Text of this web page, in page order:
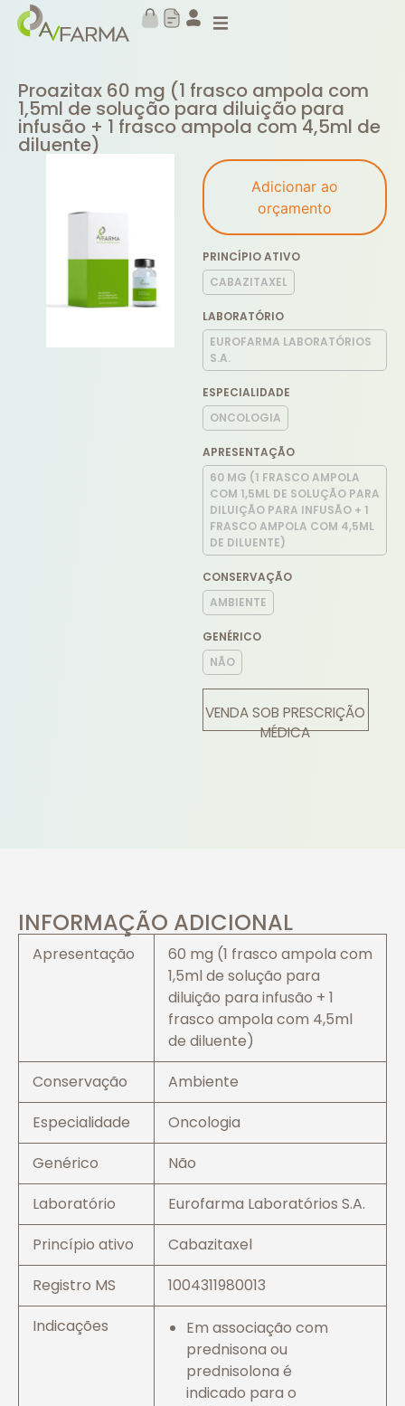
Proazitax 60 mg (1 frasco ampola com
1,5ml de solução para diluição para
infusão + 1 frasco ampola com 4,5ml de
diluente)
Adicionar ao
orçamento
PRINCÍPIO ATIVO
CABAZITAXEL
LABORATÓRIO
EUROFARMA LABORATÓRIOS
S.A.
ESPECIALIDADE
ONCOLOGIA
APRESENTAÇÃO
60 MG (1 FRASCO AMPOLA
COM 1,5ML DE SOLUÇÃO PARA
DILUIÇÃO PARA INFUSÃO + 1
FRASCO AMPOLA COM 4,5ML
DE DILUENTE)
CONSERVAÇÃO
AMBIENTE
GENÉRICO
NÃO
VENDA SOB PRESCRIÇÃO
MÉDICA
INFORMAÇÃO ADICIONAL
Apresentação
60 mg (1 frasco ampola com
1,5ml de solução para
diluição para infusão + 1
frasco ampola com 4,5ml
de diluente)
Conservação
Ambiente
Especialidade
Oncologia
Genérico
Não
Laboratório
Eurofarma Laboratórios S.A.
Princípio ativo
Cabazitaxel
Registro MS
1004311980013
Indicações
Em associação com
prednisona ou
prednisolona é
indicado para o